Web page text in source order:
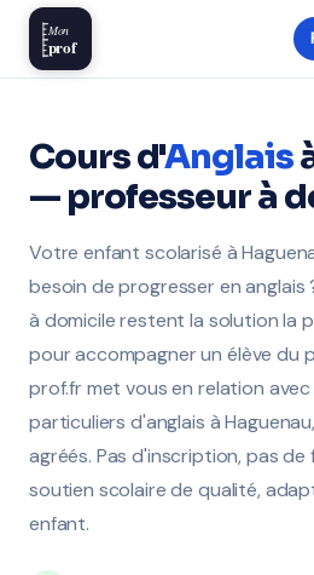
Mon
prof
Cours d'Anglais
— professeur à
Votre enfant scolarisé à
besoin de progresser en anglais
à domicile restent la solution la
pour accompagner un élève du
prof.fr met vous en relation
particuliers d'anglais à
agréés. Pas d'inscription, pas de
soutien scolaire de qualité,
enfant.